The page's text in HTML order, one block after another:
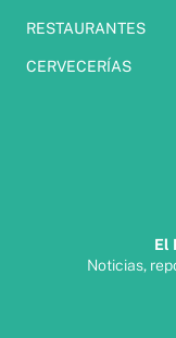
RESTAURANTES
CERVECERÍAS
El
Noticias,